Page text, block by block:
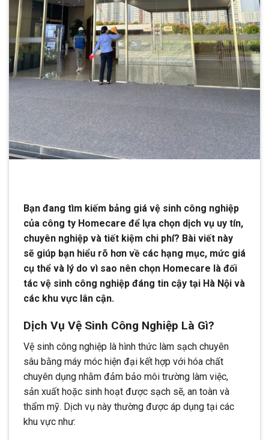
Bạn đang tìm kiếm bảng giá vệ sinh công nghiệp
của công ty Homecare để lựa chọn dịch vụ uy tín,
chuyên nghiệp và tiết kiệm chi phí? Bài viết này
sẽ giúp bạn hiểu rõ hơn về các hạng mục, mức giá
cụ thể và lý do vì sao nên chọn Homecare là đối
tác vệ sinh công nghiệp đáng tin cậy tại Hà Nội và
các khu vực lân cận.
Dịch Vụ Vệ Sinh Công Nghiệp Là Gì?
Vệ sinh công nghiệp là hình thức làm sạch chuyên
sâu bằng máy móc hiện đại kết hợp với hóa chất
chuyên dụng nhằm đảm bảo môi trường làm việc,
sản xuất hoặc sinh hoạt được sạch sẽ, an toàn và
thẩm mỹ. Dịch vụ này thường được áp dụng tại các
khu vực như: